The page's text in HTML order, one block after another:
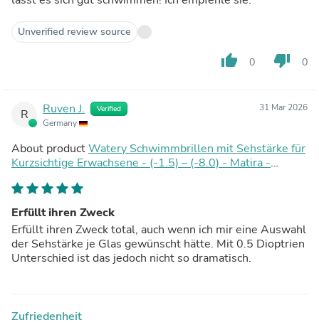
Unverified review source
thumb_up 0 thumb_down 0
R Ruven J. Verified
Germany
31 Mar 2026
About productWatery Schwimmbrillen mit Sehstärke für
Kurzsichtige Erwachsene - (-1.5) – (-8.0) - Matira -
Erfüllt ihren Zweck
Erfüllt ihren Zweck total, auch wenn ich mir eine Auswahl
der Sehstärke je Glas gewünscht hätte. Mit 0.5 Dioptrien
Unterschied ist das jedoch nicht so dramatisch.
Zufriedenheit